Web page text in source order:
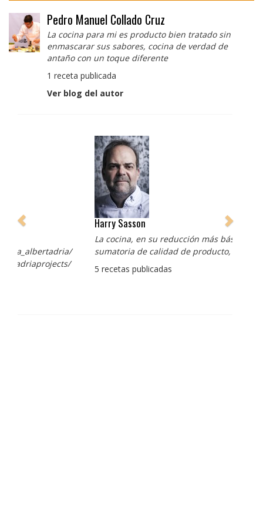
Pedro Manuel Collado Cruz
La cocina para mi es producto bien tratado sin
enmascarar sus sabores, cocina de verdad de
antaño con un toque diferente
1 receta publicada
Ver blog del autor
Harry Sasson
La cocina, en su reducción más básica, es la mágica
sumatoria de calidad de producto, técnica y cariño.
5 recetas publicadas